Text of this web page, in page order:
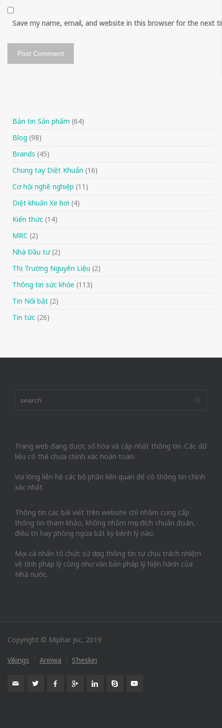
Save my name, email, and website in this browser for the next
Bản tin Sản phẩm (64)
Blog (98)
Brands (45)
Chung tay Diệt Khuẩn (16)
Cơ hội nghề nghiệp (11)
Diệt khuẩn Xe hơi (4)
Kiến thức (14)
MRC (2)
Nhà Đầu tư(2)
Thị Trường Nguyên Liệu (2)
Thông tin sức khỏe (113)
Tin Nổi bật (2)
Tin tức (26)
Trang web đang được số hóa và cập nhật thông tin. Các dữ
liệu có thể chưa chính xác hoàn toàn.
Vui lòng liên hệ các bộ phận liên quan để có thông tin chính
xác nhất.
Thông tin các bài viết trên website chỉ nhằm cung cấp
thông tin tham khảo, không nhằm mục đích chuẩn đoán,
điều trị hay phòng ngừa bất kỳ bệnh lý nào.
Mọi cá nhân tổ chức sử dụng thông tin tự chịu trách nhiệm
về tính pháp lý cũng như văn bản pháp lý hiện hành của
Nhà nước.
Copyright © Miphar Jsc, 2019
Vikings Areiwa S’heskin